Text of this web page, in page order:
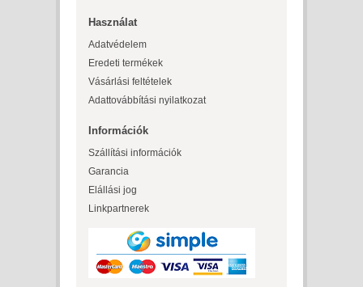
Használat
Adatvédelem
Eredeti termékek
Vásárlási feltételek
Adattovábbítási nyilatkozat
Információk
Szállítási információk
Garancia
Elállási jog
Linkpartnerek